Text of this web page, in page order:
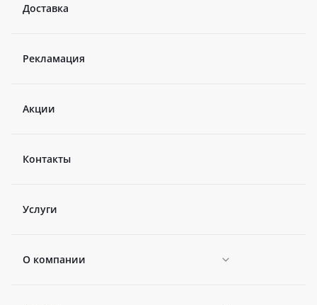
Доставка
Рекламация
Акции
Контакты
Услуги
О компании